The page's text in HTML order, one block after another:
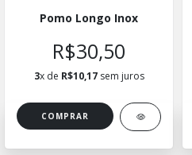
Pomo Longo Inox
R$30,50
3x de R$10,17sem juros